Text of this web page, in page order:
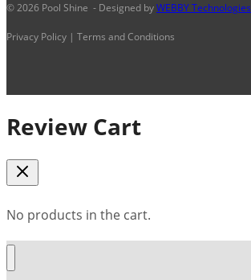
© 2026 Pool Shine - Designed byWEBBY Technologies
Privacy Policy | Terms and Conditions
Review Cart
No products in the cart.